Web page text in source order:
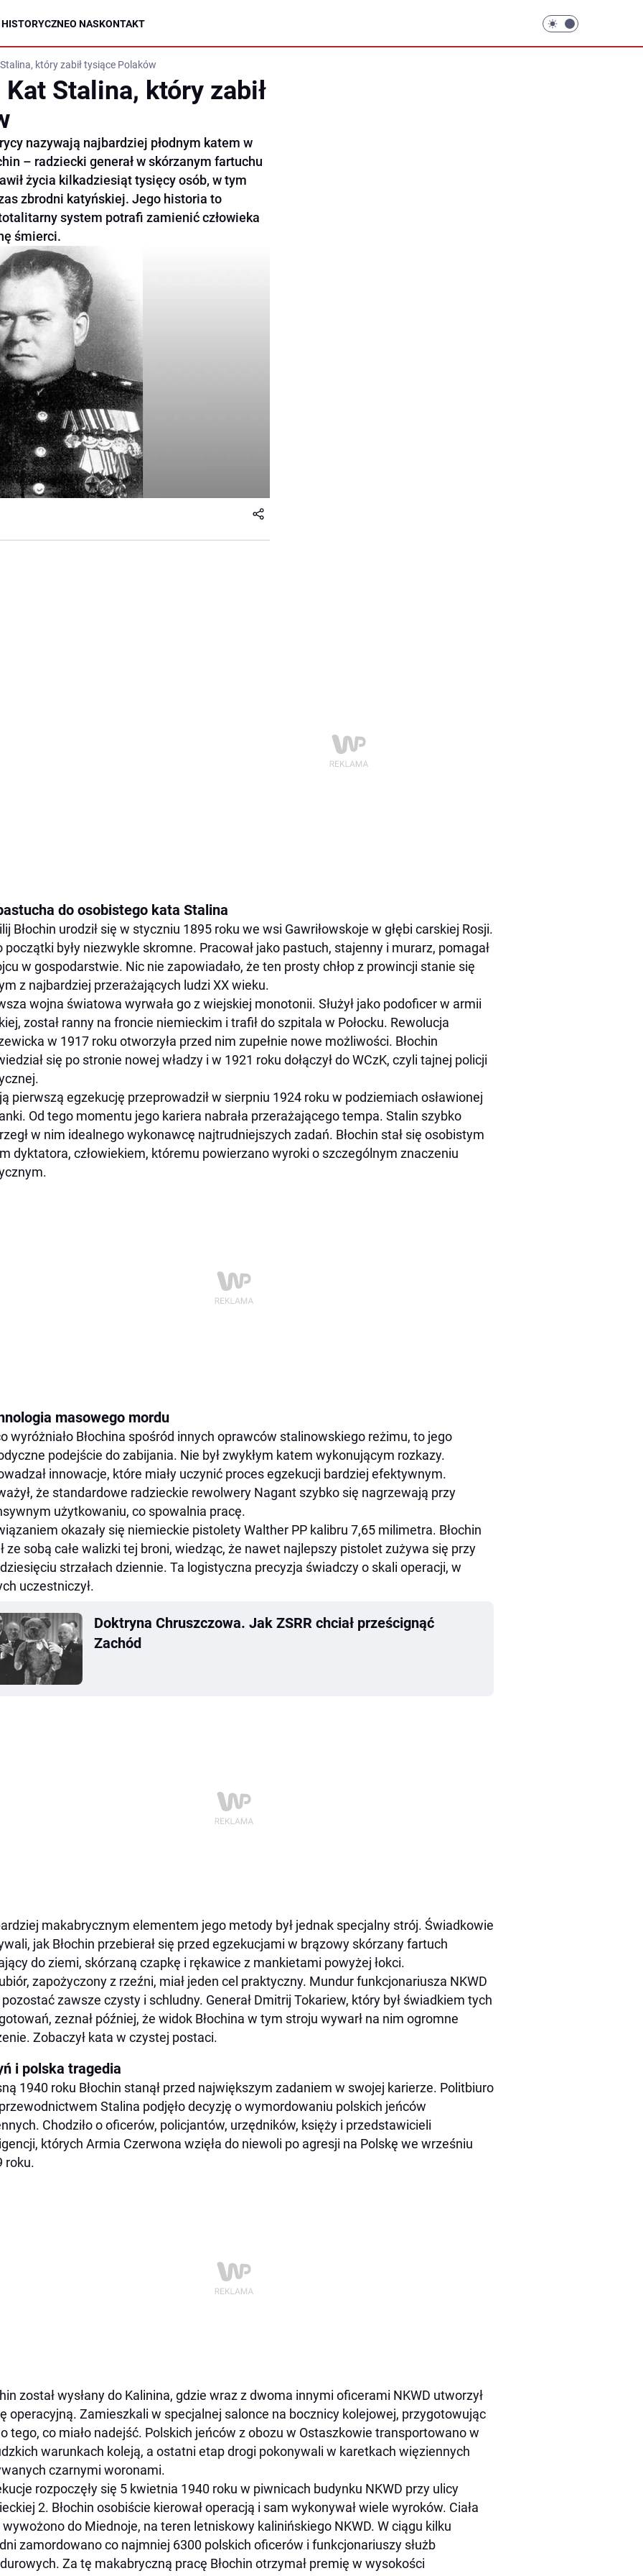
O NASKONTAKT
który zabił tysiące Polaków
Stalina, który zabił
nazywają najbardziej płodnym katem w
– radziecki generał w skórzanym fartuchu
życia kilkadziesiąt tysięcy osób, w tym
zbrodni katyńskiej. Jego historia to
system potrafi zamienić człowieka
śmierci.
do osobistego kata Stalina
Błochin urodził się w styczniu 1895 roku we wsi Gawriłowskoje w głębi carskiej Rosji.
początki były niezwykle skromne. Pracował jako pastuch, stajenny i murarz, pomagał
w gospodarstwie. Nic nie zapowiadało, że ten prosty chłop z prowincji stanie się
z najbardziej przerażających ludzi XX wieku.
wojna światowa wyrwała go z wiejskiej monotonii. Służył jako podoficer w armii
został ranny na froncie niemieckim i trafił do szpitala w Połocku. Rewolucja
w 1917 roku otworzyła przed nim zupełnie nowe możliwości. Błochin
się po stronie nowej władzy i w 1921 roku dołączył do WCzK, czyli tajnej policji
pierwszą egzekucję przeprowadził w sierpniu 1924 roku w podziemiach osławionej
Od tego momentu jego kariera nabrała przerażającego tempa. Stalin szybko
w nim idealnego wykonawcę najtrudniejszych zadań. Błochin stał się osobistym
dyktatora, człowiekiem, któremu powierzano wyroki o szczególnym znaczeniu
masowego mordu
wyróżniało Błochina spośród innych oprawców stalinowskiego reżimu, to jego
podejście do zabijania. Nie był zwykłym katem wykonującym rozkazy.
innowacje, które miały uczynić proces egzekucji bardziej efektywnym.
że standardowe radzieckie rewolwery Nagant szybko się nagrzewają przy
użytkowaniu, co spowalnia pracę.
okazały się niemieckie pistolety Walther PP kalibru 7,65 milimetra. Błochin
ze sobą całe walizki tej broni, wiedząc, że nawet najlepszy pistolet zużywa się przy
strzałach dziennie. Ta logistyczna precyzja świadczy o skali operacji, w
uczestniczył.
Doktryna Chruszczowa. Jak ZSRR chciał prześcignąć
Zachód
makabrycznym elementem jego metody był jednak specjalny strój. Świadkowie
jak Błochin przebierał się przed egzekucjami w brązowy skórzany fartuch
do ziemi, skórzaną czapkę i rękawice z mankietami powyżej łokci.
zapożyczony z rzeźni, miał jeden cel praktyczny. Mundur funkcjonariusza NKWD
pozostać zawsze czysty i schludny. Generał Dmitrij Tokariew, który był świadkiem tych
zeznał później, że widok Błochina w tym stroju wywarł na nim ogromne
Zobaczył kata w czystej postaci.
i polska tragedia
1940 roku Błochin stanął przed największym zadaniem w swojej karierze. Politbiuro
Stalina podjęło decyzję o wymordowaniu polskich jeńców
Chodziło o oficerów, policjantów, urzędników, księży i przedstawicieli
których Armia Czerwona wzięła do niewoli po agresji na Polskę we wrześniu
roku.
został wysłany do Kalinina, gdzie wraz z dwoma innymi oficerami NKWD utworzył
operacyjną. Zamieszkali w specjalnej salonce na bocznicy kolejowej, przygotowując
tego, co miało nadejść. Polskich jeńców z obozu w Ostaszkowie transportowano w
warunkach koleją, a ostatni etap drogi pokonywali w karetkach więziennych
czarnymi woronami.
rozpoczęły się 5 kwietnia 1940 roku w piwnicach budynku NKWD przy ulicy
2. Błochin osobiście kierował operacją i sam wykonywał wiele wyroków. Ciała
do Miednoje, na teren letniskowy kalinińskiego NKWD. W ciągu kilku
zamordowano co najmniej 6300 polskich oficerów i funkcjonariuszy służb
Za tę makabryczną pracę Błochin otrzymał premię w wysokości